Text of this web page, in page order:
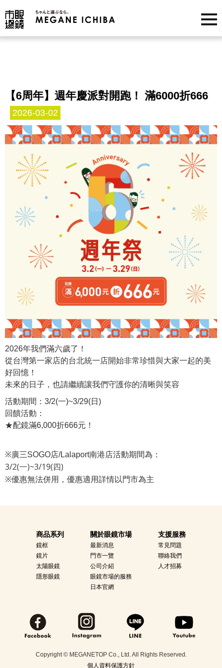
【6周年】週年慶派對開跑！ 滿6000折666
2026-03-02
2026年我們滿六歲了！
從台灣第一家店的台北統一店開始非常珍惜與大家一起的美
好回憶！
未來的日子，也請繼續讓我們守護你的清晰與笑容
活動期間：3/2(一)~3/29(日)
回饋活動：
★配鏡滿6,000折666元！
※廣三SOGO店/Lalaport南港店活動期間為：
3/2(一)~3/19(四)
※優惠無法併用，優惠適用詳情以門市為主
商品系列
鏡框
鏡片
太陽眼鏡
隱形眼鏡
關於眼鏡市場
最新消息
門市一覽
公司介紹
眼鏡市場的服務
日本官網
支援服務
常見問題
聯絡我們
人才招募
Copyright © MEGANETOP Co., Ltd. All Rights Reserved.
個人資料保護方針